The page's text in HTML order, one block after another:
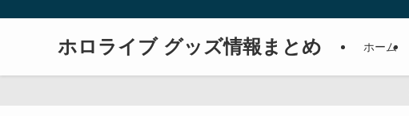
ホロライブ グッズ情報まとめ ホーム